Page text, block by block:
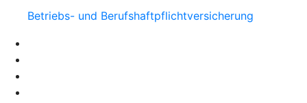
Betriebs- und Berufshaftpflichtversicherung